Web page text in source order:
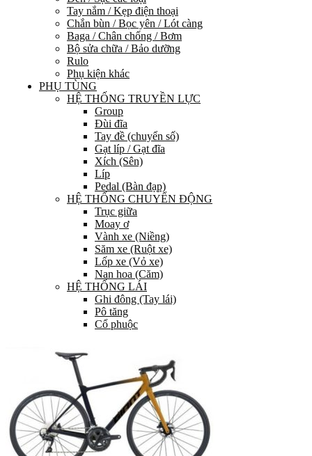
Tay nắm / Kẹp điện thoại
Chắn bùn / Bọc yên / Lót càng
Baga / Chân chống / Bơm
Bộ sửa chữa / Bảo dưỡng
Rulo
Phụ kiện khác
PHỤ TÙNG
HỆ THỐNG TRUYỀN LỰC
Group
Đùi đĩa
Tay đề (chuyển số)
Gạt líp / Gạt đĩa
Xích (Sên)
Líp
Pedal (Bàn đạp)
HỆ THỐNG CHUYỂN ĐỘNG
Trục giữa
Moay ơ
Vành xe (Niềng)
Săm xe (Ruột xe)
Lốp xe (Vỏ xe)
Nan hoa (Căm)
HỆ THỐNG LÁI
Ghi đông (Tay lái)
Pô tăng
Cổ phuộc
Bộ phanh / Cụm phanh
Tay phanh / Dây
Má phanh
Đĩa phanh
Phụ kiện phanh
PHỤ TÙNG KHÁC…
Yên
Cọc yên